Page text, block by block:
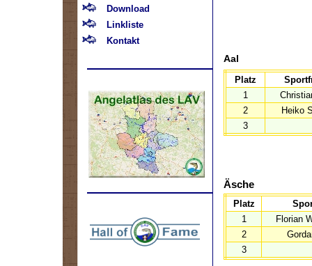
Download
Linkliste
Kontakt
Aal
Platz
1
2
Heiko
3
Äsche
Platz
1
Florian
2
3